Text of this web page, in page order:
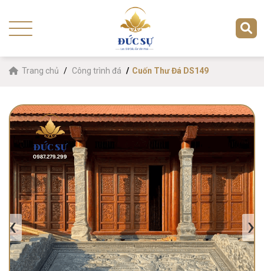
Trang chủ Công trình đá Cuốn Thư Đá DS149
‹ ›